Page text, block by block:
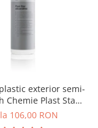
exterior semi-
Chemie Plast Star
and Oil Free, Pss
106,00 RON